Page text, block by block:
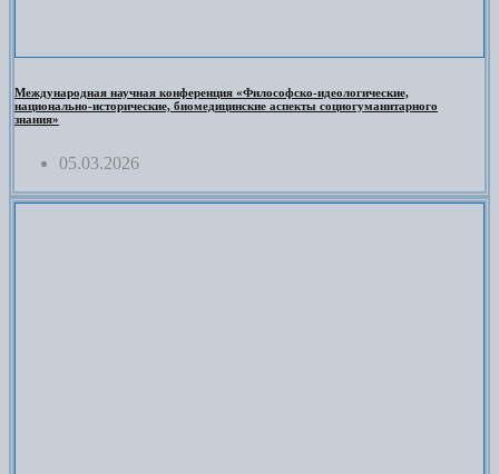
Международная научная конференция «Философско-идеологические,
национально-исторические, биомедицинские аспекты социогуманитарного
знания»
05.03.2026